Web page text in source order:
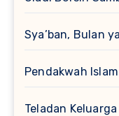
Sya’ban, Bulan
Pendakwah
Teladan